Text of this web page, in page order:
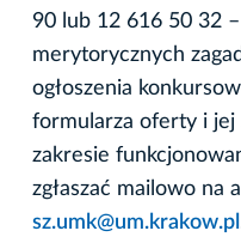
90 lub 12 616 50 32
merytorycznych
ogłoszenia
formularza oferty i jej
zakresie
zgłaszać mailowo na
sz.umk@um.krakow.pl